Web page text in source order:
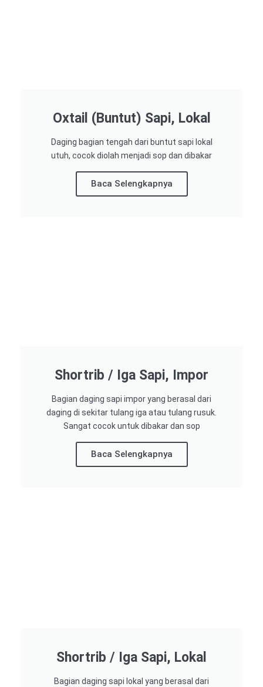
Oxtail (Buntut) Sapi, Lokal
Daging bagian tengah dari buntut sapi lokal
utuh, cocok diolah menjadi sop dan dibakar
Baca Selengkapnya
Shortrib / Iga Sapi, Impor
Bagian daging sapi impor yang berasal dari
daging di sekitar tulang iga atau tulang rusuk.
Sangat cocok untuk dibakar dan sop
Baca Selengkapnya
Shortrib / Iga Sapi, Lokal
Bagian daging sapi lokal yang berasal dari